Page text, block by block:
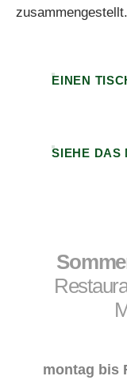
zusammengestellt.
EINEN
SIEHE DAS
montag bis